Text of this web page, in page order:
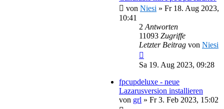
von Niesi » Fr 18. Aug 2023,
10:41
2 Antworten
11093 Zugriffe
Letzter Beitrag von Niesi
Sa 19. Aug 2023, 09:28
fpcupdeluxe - neue
Lazarusversion installieren
von grl » Fr 3. Feb 2023, 15:02